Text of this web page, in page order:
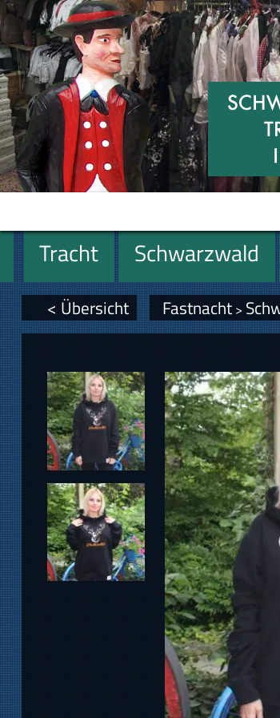
Tracht Schwarzwald
Geschenke
< Übersicht Fastnacht>